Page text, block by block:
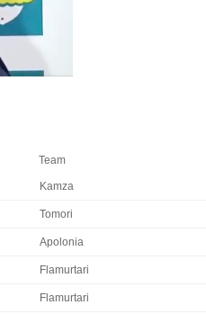
Team
Kamza
Tomori
Apolonia
Flamurtari
Flamurtari